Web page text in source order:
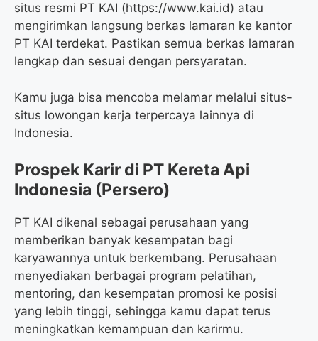
situs resmi PT KAI (https://www.kai.id) atau
mengirimkan langsung berkas lamaran ke kantor
PT KAI terdekat. Pastikan semua berkas lamaran
lengkap dan sesuai dengan persyaratan.
Kamu juga bisa mencoba melamar melalui situs-
situs lowongan kerja terpercaya lainnya di
Indonesia.
Prospek Karir di PT Kereta Api
Indonesia (Persero)
PT KAI dikenal sebagai perusahaan yang
memberikan banyak kesempatan bagi
karyawannya untuk berkembang. Perusahaan
menyediakan berbagai program pelatihan,
mentoring, dan kesempatan promosi ke posisi
yang lebih tinggi, sehingga kamu dapat terus
meningkatkan kemampuan dan karirmu.